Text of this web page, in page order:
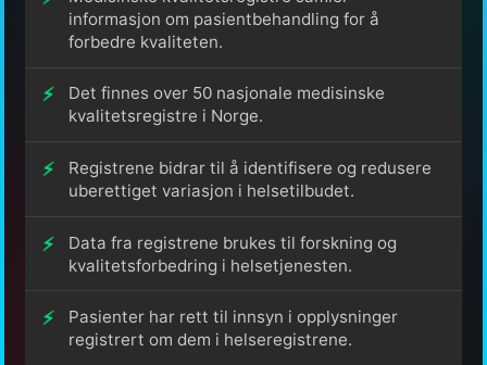
informasjon om pasientbehandling for å
forbedre kvaliteten.
Det finnes over 50 nasjonale medisinske
kvalitetsregistre i Norge.
Registrene bidrar til å identifisere og redusere
uberettiget variasjon i helsetilbudet.
Data fra registrene brukes til forskning og
kvalitetsforbedring i helsetjenesten.
Pasienter har rett til innsyn i opplysninger
registrert om dem i helseregistrene.